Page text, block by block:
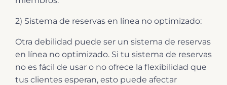
2) Sistema de reservas en línea no optimizado:
Otra debilidad puede ser un sistema de reservas
en línea no optimizado. Si tu sistema de reservas
no es fácil de usar o no ofrece la flexibilidad que
tus clientes esperan, esto puede afectar